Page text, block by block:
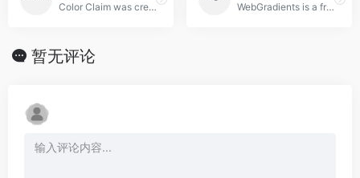
Color Claim was created in 2012 by Tobias van Schneider with the goal to collect & combine unique colors for my future projects. WebGradients is a free collection of 180 linear gradients that you can use as content backdrops in any part of your website.
暂无评论